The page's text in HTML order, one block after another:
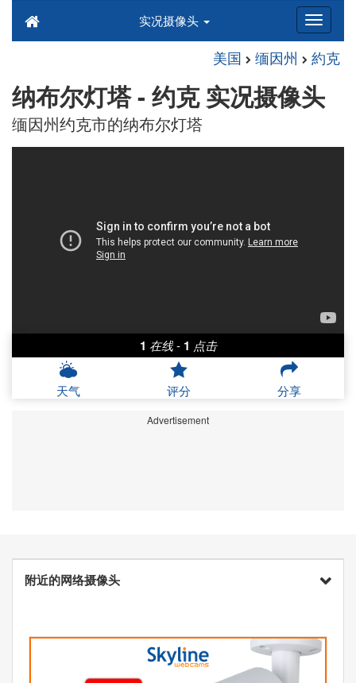
实况摄像头
美国 缅因州 約克
纳布尔灯塔 - 约克 实况摄像头
缅因州约克市的纳布尔灯塔
1 在线 - 1 点击
天气 评分 分享
Advertisement
附近的网络摄像头